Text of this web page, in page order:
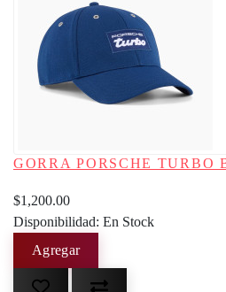
GORRA PORSCHE TURBO
$1,200.00
Disponibilidad: En Stock